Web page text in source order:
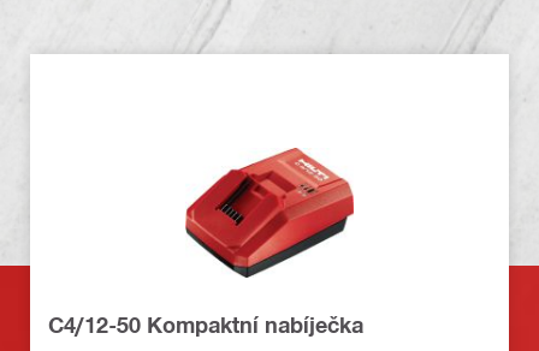
C4/12-50 Kompaktní nabíječka